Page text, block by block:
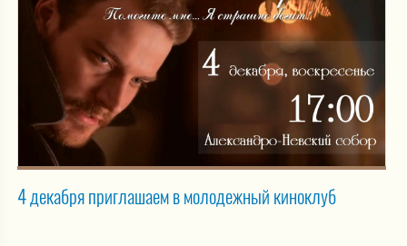
4 декабря приглашаем в молодежный киноклуб